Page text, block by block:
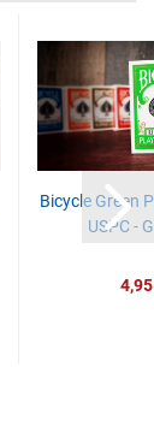
Bicycle Green
USPC -
4,95